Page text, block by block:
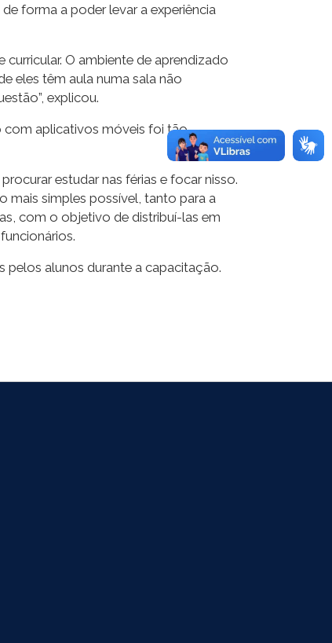
forma a poder levar a experiência
O ambiente de aprendizado
eles têm aula numa sala não
explicou.
com aplicativos móveis foi tão
estudar nas férias e focar nisso.
mais simples possível, tanto para a
com o objetivo de distribuí-las em
alunos durante a capacitação.